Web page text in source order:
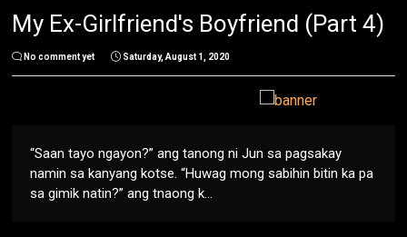
My Ex-Girlfriend's Boyfriend (Part 4)
No comment yet Saturday, August 1, 2020
“Saan tayo ngayon?” ang tanong ni Jun sa pagsakay
namin sa kanyang kotse. “Huwag mong sabihin bitin ka pa
sa gimik natin?” ang tnaong k...